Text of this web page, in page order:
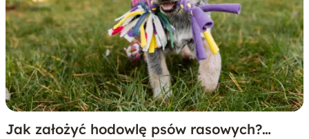
Jak założyć hodowlę psów rasowych?